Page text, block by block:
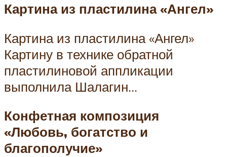
Картина из пластилина «Ангел»
Картина из пластилина «Ангел»
Картину в технике обратной
пластилиновой аппликации
выполнила Шалагин…
Конфетная композиция
«Любовь, богатство и
благополучие»